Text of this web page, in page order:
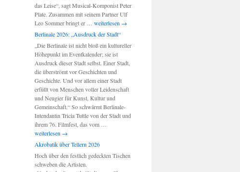
das Leise“, sagt Musical-Komponist Peter
Plate. Zusammen mit seinem Partner Ulf
Leo Sommer bringt er … Berlin-
Musical:
sind
am
Leben“
weiterlesen →
Berlinale 2026: „Ausdruck der Stadt“
„Die Berlinale ist nicht bloß ein kultureller
Höhepunkt im Eventkalender; sie ist
Ausdruck dieser Stadt selbst. Einer Stadt,
die überströmt vor Geschichten und
Geschichte. Und vor allem einer Stadt
erfüllt von Menschen voller Leidenschaft
und Neugier für Kunst, Kultur und
Gemeinschaft.“ So schwärmt Berlinale-
Intendantin Tricia Tuttle von der Stadt und
ihrem 76. Filmfest, das vom …
Stadt“
weiterlesen →
Akrobatik über Tellern 2026
Hoch über den festlich gedeckten Tischen
schweben die Artisten.